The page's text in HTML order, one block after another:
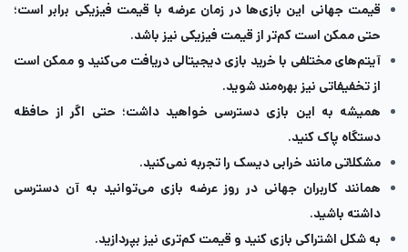
قیمت جهانی این بازی‌ها در زمان عرضه با قیمت فیزیکی برابر است؛
حتی ممکن است کم‌تر از قیمت فیزیکی نیز باشد.
آیتم‌های مختلفی با خرید بازی دیجیتالی دریافت می‌کنید و ممکن است
از تخفیفاتی نیز بهره‌مند شوید.
همیشه به این بازی دسترسی خواهید داشت؛ حتی اگر از حافظه
دستگاه پاک کنید.
مشکلاتی مانند خرابی دیسک را تجربه نمی‌کنید.
همانند کاربران جهانی در روز عرضه بازی می‌توانید به آن دسترسی
داشته باشید.
به شکل اشتراکی بازی کنید و قیمت کم‌تری نیز بپردازید.